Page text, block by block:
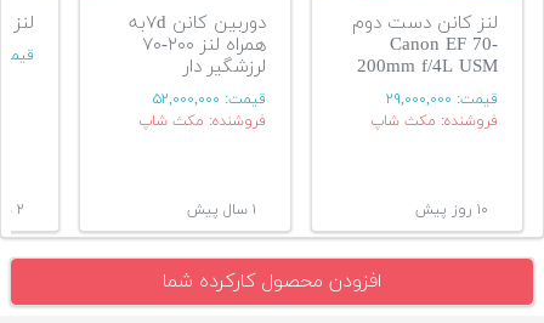
لنز کانن دست دوم
Canon EF 70-
200mm f/4L USM
قیمت: ۲۹,۰۰۰,۰۰۰
فروشنده: مکث شاپ
۱۰ روز پیش
دوربین کانن ۷dبه
همراه لنز ۲۰۰-۷۰
لرزشگیر دار
قیمت: ۵۲,۰۰۰,۰۰۰
فروشنده: مکث شاپ
۱ سال پیش
لنز
۲ سال پیش
افزودن محصول کارکرده شما